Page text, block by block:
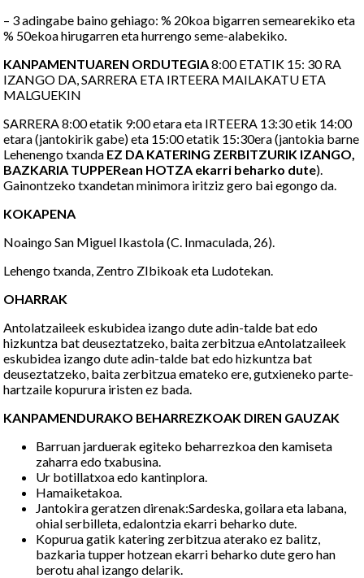
– 3 adingabe baino gehiago: % 20koa bigarren semearekiko eta
% 50ekoa hirugarren eta hurrengo seme-alabekiko.
KANPAMENTUAREN ORDUTEGIA8:00 ETATIK 15: 30 RA
IZANGO DA, SARRERA ETA IRTEERA MAILAKATU ETA
MALGUEKIN
SARRERA 8:00 etatik 9:00 etara eta IRTEERA 13:30 etik 14:00
etara (jantokirik gabe) eta 15:00 etatik 15:30era (jantokia barne
Lehenengo txanda EZ DA KATERING ZERBITZURIK IZANGO,
BAZKARIA TUPPERean HOTZA ekarri beharko dute).
Gainontzeko txandetan minimora iritziz gero bai egongo da.
KOKAPENA
Noaingo San Miguel Ikastola (C. Inmaculada, 26).
Lehengo txanda, Zentro ZIbikoak eta Ludotekan.
OHARRAK
Antolatzaileek eskubidea izango dute adin-talde bat edo
hizkuntza bat deuseztatzeko, baita zerbitzua eAntolatzaileek
eskubidea izango dute adin-talde bat edo hizkuntza bat
deuseztatzeko, baita zerbitzua emateko ere, gutxieneko parte-
hartzaile kopurura iristen ez bada.
KANPAMENDURAKO BEHARREZKOAK DIREN GAUZAK
Barruan jarduerak egiteko beharrezkoa den kamiseta
zaharra edo txabusina.
Ur botillatxoa edo kantinplora.
Hamaiketakoa.
Jantokira geratzen direnak:Sardeska, goilara eta labana,
ohial serbilleta, edalontzia ekarri beharko dute.
Kopurua gatik katering zerbitzua aterako ez balitz,
bazkaria tupper hotzean ekarri beharko dute gero han
berotu ahal izango delarik.